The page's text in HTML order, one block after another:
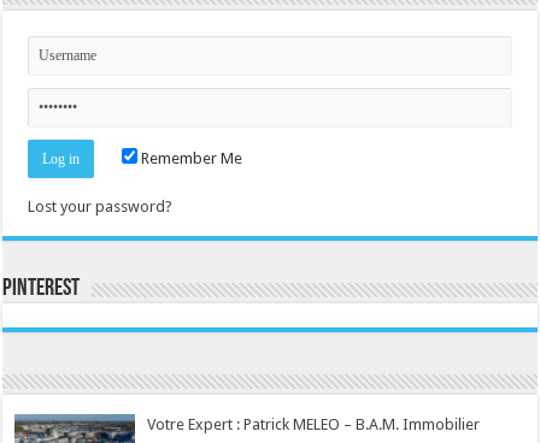
Remember Me
Lost your password?
Pinterest
Votre Expert : Patrick MELEO – B.A.M. Immobilier